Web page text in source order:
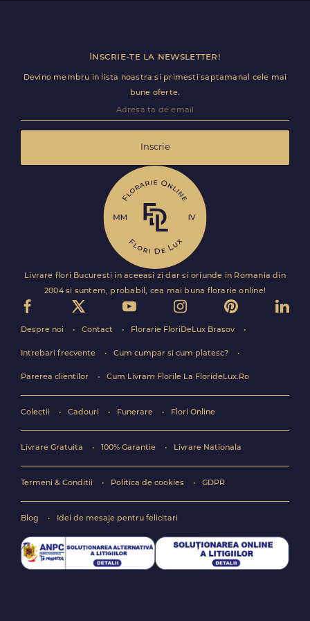
Trimite review
Inscrie-te la newsletter!
Devino membru in lista noastra si primesti saptamanal cele mai
bune oferte.
Inscrie
Livrare flori Bucuresti in aceeasi zi dar si oriunde in Romania din
2004 si suntem, probabil, cea mai buna florarie online!
Despre noi Contact Florarie FloriDeLux Brasov
Intrebari frecvente Cum cumpar si cum platesc?
Parerea clientilor Cum Livram Florile La FlorideLux.Ro
Colectii Cadouri Funerare Flori Online
Livrare Gratuita 100% Garantie Livrare Nationala
Termeni & Conditii Politica de cookies GDPR
Blog Idei de mesaje pentru felicitari